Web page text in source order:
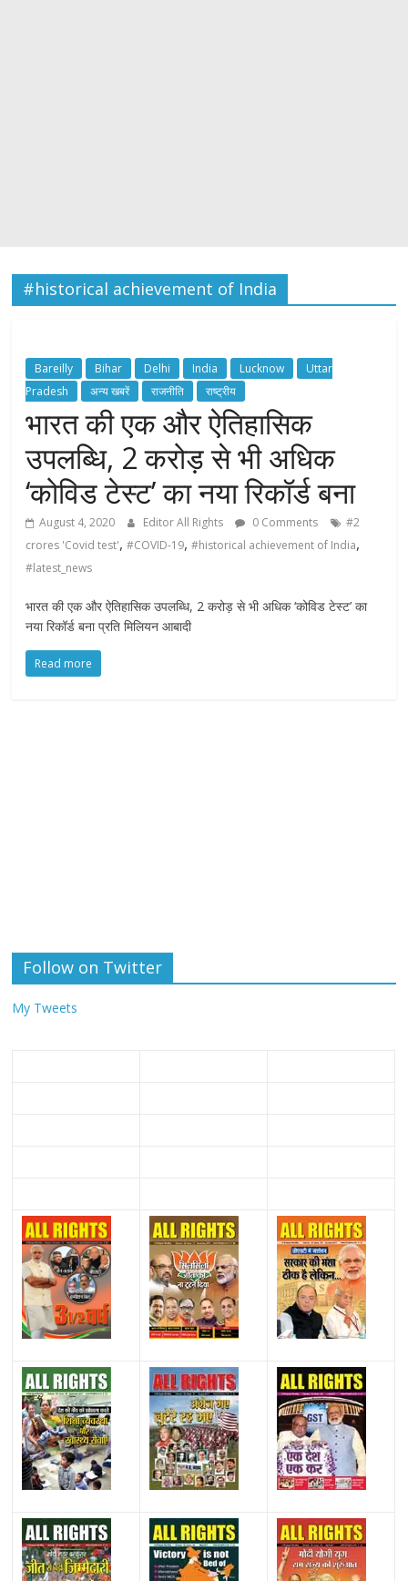
#historical achievement of India
Bareilly Bihar Delhi India Lucknow
Uttar
Pradesh
अन्य खबरें राजनीति राष्ट्रीय
भारत की एक और ऐतिहासिक
उपलब्धि, 2 करोड़ से भी अधिक
‘कोविड टेस्‍ट’ का नया रिकॉर्ड बना
August 4, 2020 Editor All Rights 0 Comments
#2
crores 'Covid test',#COVID-19,#historical achievement of India,
#latest_news
भारत की एक और ऐतिहासिक उपलब्धि, 2 करोड़ से भी अधिक ‘कोविड टेस्‍ट’ का
नया रिकॉर्ड बना प्रति मिलियन आबादी
Read more
Follow on Twitter
My Tweets